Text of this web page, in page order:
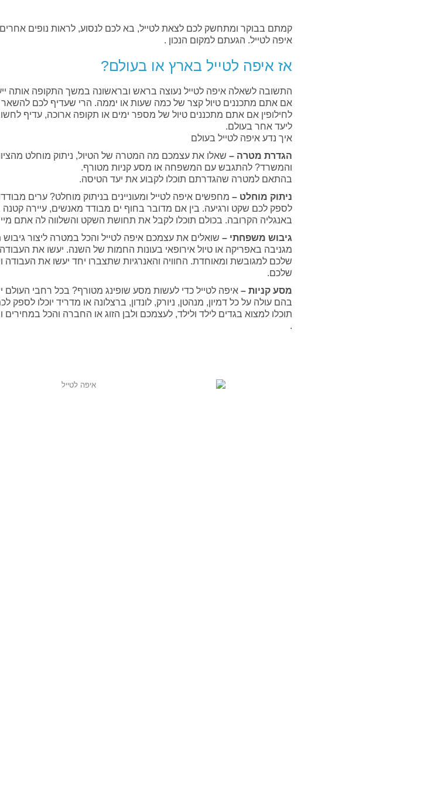
קמתם בבוקר ומתחשק לכם לצאת לטייל, בא לכם לנסוע, לראות נופים אחרים,
איפה לטייל. הגעתם למקום הנכון .
אז איפה לטייל בארץ או בעולם?
התשובה לשאלה איפה לטייל נעוצה בראש ובראשונה במשך התקופה אותה
אם אתם מתכננים טיול קצר של כמה שעות או יממה. הרי שעדיף לכם להשאר
לחילופין אם אתם מתכננים טיול של מספר ימים או תקופה ארוכה, עדיף
ליעד אחר בעולם.
איך נדע איפה לטייל בעולם
הגדרת מטרה – שאלו את עצמכם מה המטרה של הטיול, ניתוק מוחלט
והמשרד? להתגבש עם המשפחה או מסע קניות מטורף.
בהתאם למטרה שהגדרתם תוכלו לקבוע את יעד הטיסה.
ניתוק מוחלט – מחפשים איפה לטייל ומעוניינים בניתוק מוחלט? ערים
לספק לכם שקט ורגיעה. בין אם מדובר בחוף ים מבודד מאנשים, עיירה
באנגליה הקרובה. בכולם תוכלו לקבל את תחושת השקט והשלווה לה אתם
גיבוש משפחתי – שואלים את עצמכם איפה לטייל והכל במטרה ליצור
מגניבה באפריקה או טיול אירופאי בעונות החמות של השנה. יעשו את
שלכם למגובשת ומאוחדת. החוויה והאנרגיות שתצברו יחד יעשו את העבודה
שלכם.
מסע קניות – איפה לטייל כדי לעשות מסע שופינג מטורף? בכל רחבי העולם
בהם עולה על כל דמיון, מנהטן, ניורק, לונדון, ברצלונה או מדריד יוכלו
תוכלו למצוא בגדים לילד ולילד, לעצמכם ולבן הזוג או החברה והכל
.